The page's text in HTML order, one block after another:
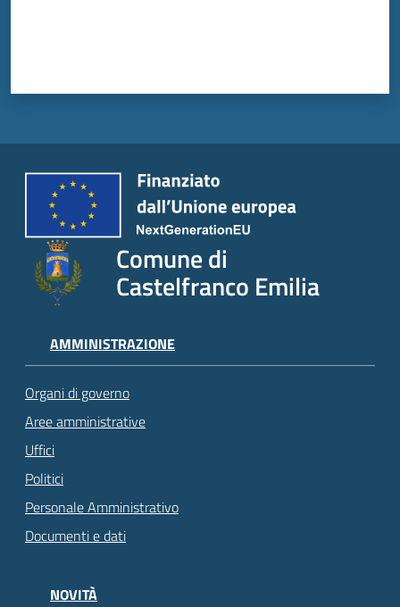
Comune di
Castelfranco Emilia
AMMINISTRAZIONE
Organi di governo
Aree amministrative
Uffici
Politici
Personale Amministrativo
Documenti e dati
NOVITÀ